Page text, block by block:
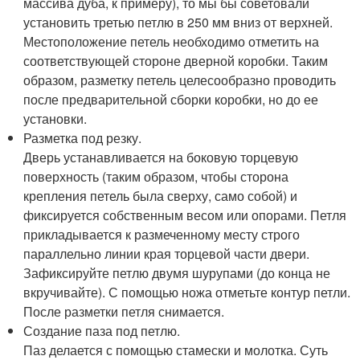
установить третью петлю в 250 мм вниз от верхней.
Местоположение петель необходимо отметить на
соответствующей стороне дверной коробки. Таким
образом, разметку петель целесообразно проводить
после предварительной сборки коробки, но до ее
установки.
Разметка под резку.
Дверь устанавливается на боковую торцевую
поверхность (таким образом, чтобы сторона
крепления петель была сверху, само собой) и
фиксируется собственным весом или опорами. Петля
прикладывается к размеченному месту строго
параллельно линии края торцевой части двери.
Зафиксируйте петлю двумя шурупами (до конца не
вкручивайте). С помощью ножа отметьте контур петли.
После разметки петля снимается.
Создание паза под петлю.
Паз делается с помощью стамески и молотка. Суть